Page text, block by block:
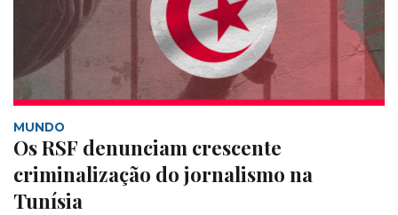
MUNDO
Os RSF denunciam crescente
criminalização do jornalismo na
Tunísia